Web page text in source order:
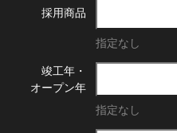
採用商品
指定なし
竣工年・
オープン年
指定なし